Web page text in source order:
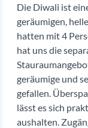
Die Diwali ist
geräumigen,
hatten mit 4
hat uns die
geräumige und
gefallen.
lässt es sich
aushalten.